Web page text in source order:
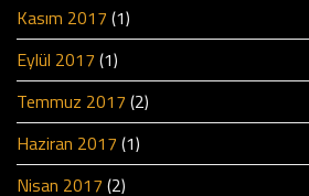
Kasım 2017 (1)
Eylül 2017 (1)
Temmuz 2017 (2)
Haziran 2017 (1)
Nisan 2017 (2)